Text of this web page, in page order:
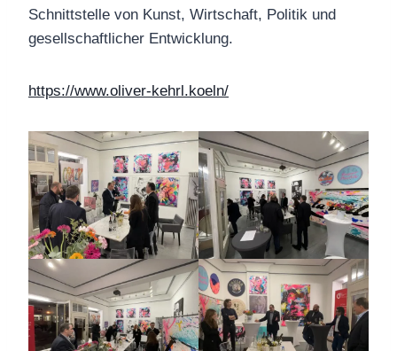
Schnittstelle von Kunst, Wirtschaft, Politik und
gesellschaftlicher Entwicklung.
https://www.oliver-kehrl.koeln/